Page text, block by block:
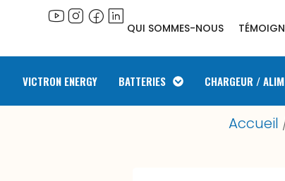
QUI SOMMES-NOUS
VICTRON ENERGY BATTERIES CHARGEUR / ALIM
Accueil